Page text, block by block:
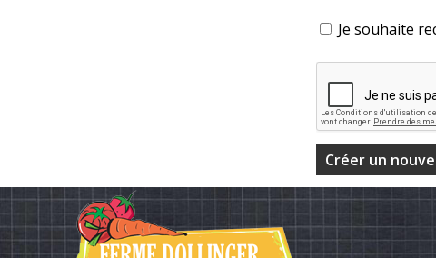
Je souhaite